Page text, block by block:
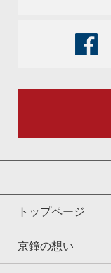
トップページ
京鐘の想い